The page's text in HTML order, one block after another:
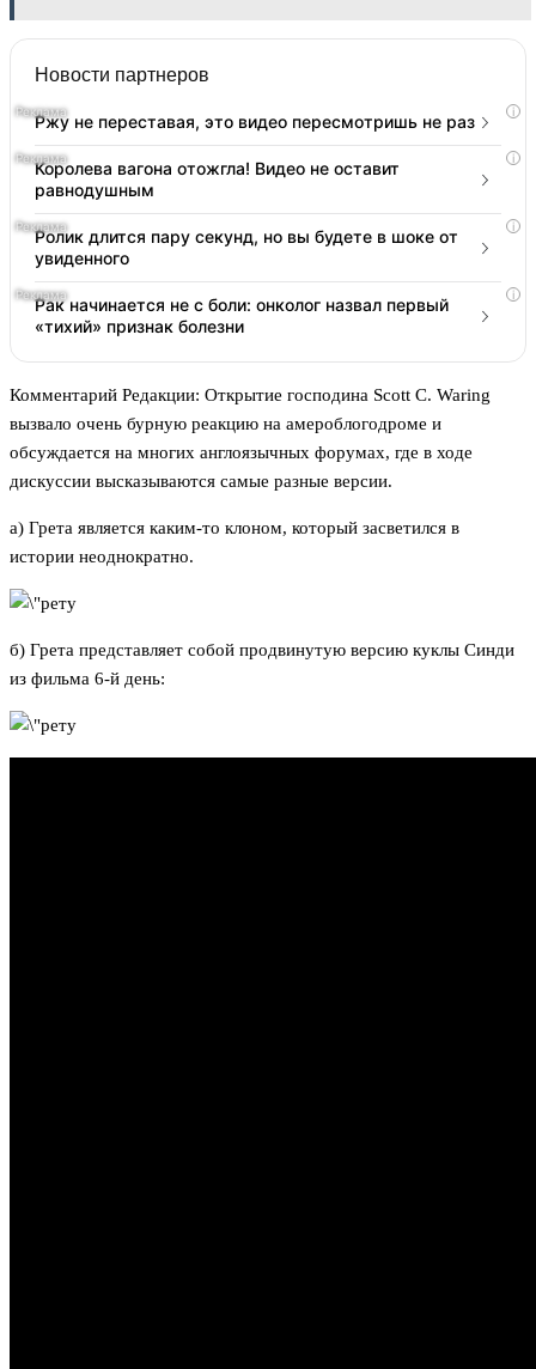
Новости партнеров
i
Ржу не переставая, это видео пересмотришь не раз
i
Королева вагона отожгла! Видео не оставит
равнодушным
i
Ролик длится пару секунд, но вы будете в шоке от
увиденного
i
Рак начинается не с боли: онколог назвал первый
«тихий» признак болезни
Комментарий Редакции: Открытие господина Scott C. Waring
вызвало очень бурную реакцию на амероблогодроме и
обсуждается на многих англоязычных форумах, где в ходе
дискуссии высказываются самые разные версии.
а) Грета является каким-то клоном, который засветился в
истории неоднократно.
б) Грета представляет собой продвинутую версию куклы Синди
из фильма 6-й день: